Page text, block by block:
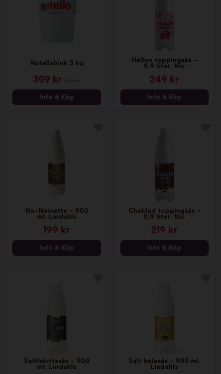
Nutellahink 3 kg
309 kr
Info & Köp
Hallon toppingsås -
0,9 liter. Nic
249 kr
Info & Köp
No-Noisette - 900
ml. Lindahls
199 kr
Info & Köp
Choklad toppingsås -
0,9 liter. Nic
219 kr
Info & Köp
Saltlakritssås - 900
ml. Lindahls
Salt kolasås - 900 ml.
Lindahls